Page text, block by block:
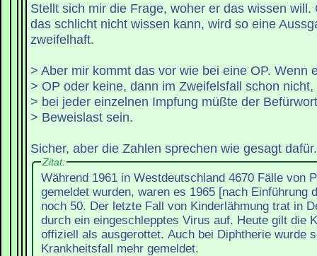
Stellt sich mir die Frage, woher er das wissen will.
das schlicht nicht wissen kann, wird so eine
zweifelhaft.
> Aber mir kommt das vor wie bei eine OP. Wenn
> OP oder keine, dann im Zweifelsfall schon nicht,
> bei jeder einzelnen Impfung müßte der
> Beweislast sein.
Sicher, aber die Zahlen sprechen wie gesagt dafür.
Zitat:
Während 1961 in Westdeutschland 4670 Fälle von
gemeldet wurden, waren es 1965 [nach Einführung
noch 50. Der letzte Fall von Kinderlähmung trat in
durch ein eingeschlepptes Virus auf. Heute gilt die
offiziell als ausgerottet. Auch bei Diphtherie wurde
Krankheitsfall mehr gemeldet.